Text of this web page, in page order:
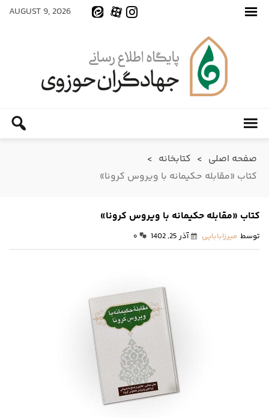
AUGUST 9, 2026
صفحه اصلی > کتابخانه >
کتاب «مقابله حکیمانه با ویروس کرونا»
کتاب «مقابله حکیمانه با ویروس کرونا»
توسط میرزابابایی آذر 25, 1402 ۰